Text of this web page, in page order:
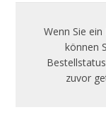
Wenn Sie
können
zuvor